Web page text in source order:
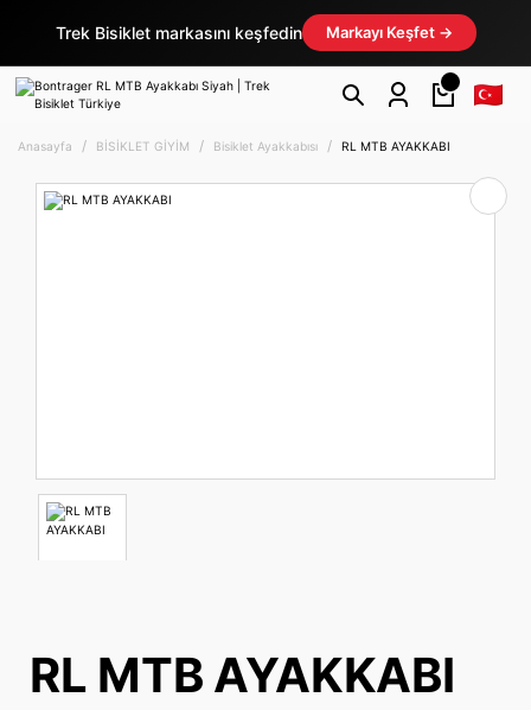
Trek Bisiklet markasını keşfedin Markayı Keşfet →
Anasayfa BİSİKLET GİYİM Bisiklet Ayakkabısı RL MTB AYAKKABI
RL MTB AYAKKABI